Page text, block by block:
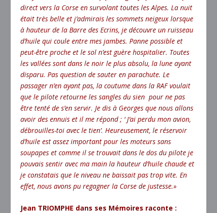
direct vers la Corse en survolant toutes les Alpes. La nuit
était très belle et j’admirais les sommets neigeux lorsque
à hauteur de la Barre des Ecrins, je découvre un ruisseau
d’huile qui coule entre mes jambes. Panne possible et
peut-être proche et le sol n’est guère hospitalier. Toutes
les vallées sont dans le noir le plus absolu, la lune ayant
disparu. Pas question de sauter en parachute. Le
passager n’en ayant pas, la coutume dans la RAF voulait
que le pilote retourne les sangles du sien pour ne pas
être tenté de s’en servir. Je dis à Georges que nous allons
avoir des ennuis et il me répond ; ‘ J’ai perdu mon avion,
débrouilles-toi avec le tien’. Heureusement, le réservoir
d’huile est assez important pour les moteurs sans
soupapes et comme il se trouvait dans le dos du pilote je
pouvais sentir avec ma main la hauteur d’huile chaude et
je constatais que le niveau ne baissait pas trop vite. En
effet, nous avons pu regagner la Corse de justesse.»
Jean TRIOMPHE dans ses Mémoires raconte :